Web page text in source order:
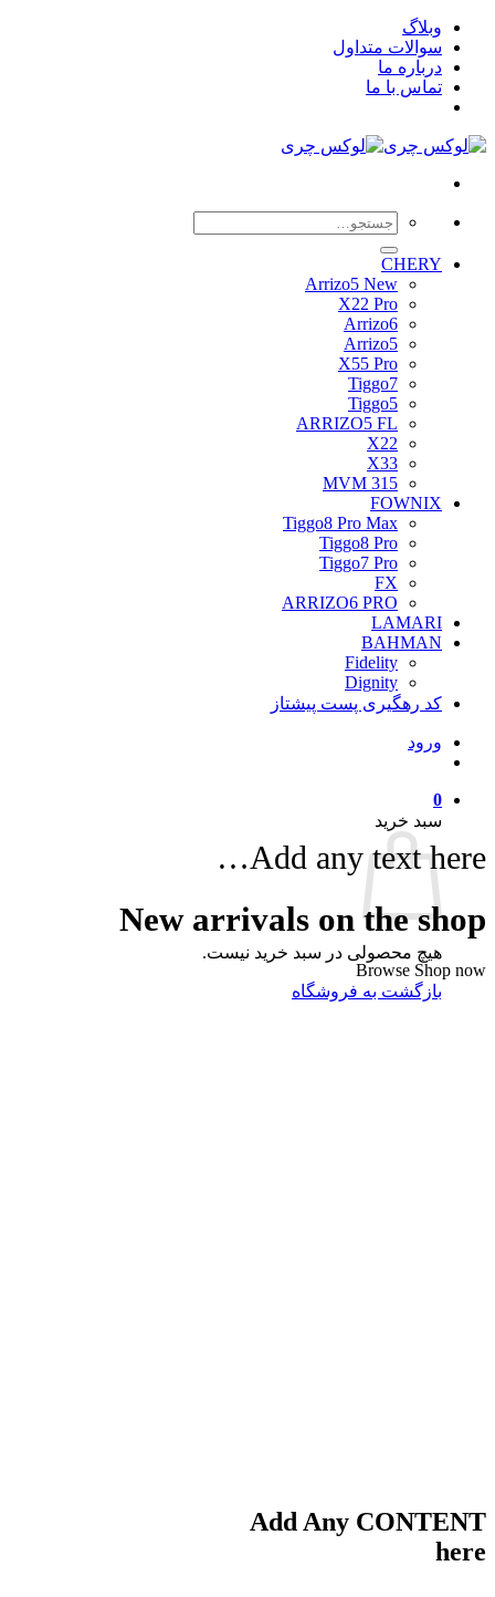
Skip
content
وبلاگ
سوالات متداول
درباره ما
تماس با ما
جستجو
CHERY
Arrizo5 New
X22 Pro
Arrizo6
Arrizo5
X55 Pro
Tiggo7
Tiggo5
ARRIZO5 FL
X22
X33
MVM 315
FOWNIX
Tiggo8 Pro Max
Tiggo8 Pro
Tiggo7 Pro
FX
ARRIZO6 PRO
LAMARI
BAHMAN
Fidelity
Dignity
کد رهگیری پست پیشتاز
ورود
0
سبد خرید
هیچ محصولی در سبد خرید نیست.
بازگشت به فروشگاه
Add any text here…
New arrivals on the shop
Browse Shop now
Add Any CONTENT
here